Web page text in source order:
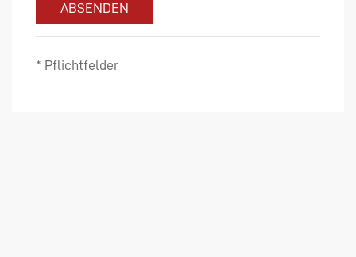
ABSENDEN
* Pflichtfelder